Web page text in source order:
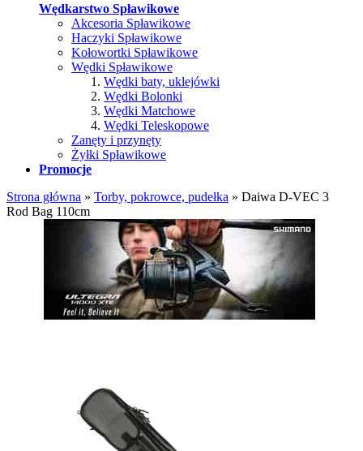
Wędkarstwo Spławikowe
Akcesoria Spławikowe
Haczyki Spławikowe
Kołowortki Spławikowe
Wędki Spławikowe
Wędki baty, uklejówki
Wędki Bolonki
Wędki Matchowe
Wędki Teleskopowe
Zanęty i przynęty
Żyłki Spławikowe
Promocje
Strona główna » Torby, pokrowce, pudełka » Daiwa D-VEC 3
Rod Bag 110cm